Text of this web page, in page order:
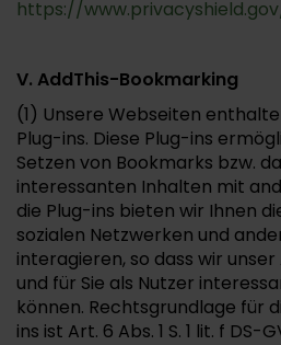
https://
V. AddThis-Bookmarking
(1) Unsere Webseiten
Plug-ins. Diese Plug-ins
Setzen von Bookmarks bzw.
interessanten Inhalten mit
die Plug-ins bieten wir Ihnen
sozialen Netzwerken und
interagieren, so dass wir
und für Sie als Nutzer
können. Rechtsgrundlage für
ins ist Art. 6 Abs. 1 S. 1 lit. f DS-